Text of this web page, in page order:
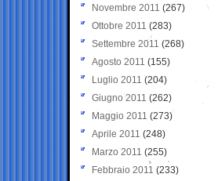
Novembre 2011 (267)
Ottobre 2011 (283)
Settembre 2011 (268)
Agosto 2011 (155)
Luglio 2011 (204)
Giugno 2011 (262)
Maggio 2011 (273)
Aprile 2011 (248)
Marzo 2011 (255)
Febbraio 2011 (233)